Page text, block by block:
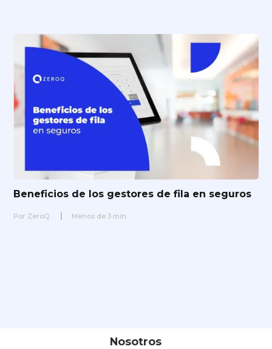
Beneficios de los gestores de fila en seguros
Por ZeroQ Menos de 3 min.
Nosotros